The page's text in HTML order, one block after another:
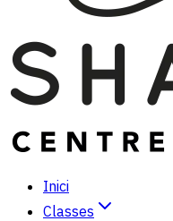
Inici
Classes